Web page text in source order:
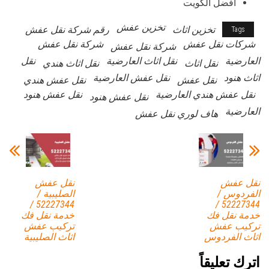
أفضل الكويت
Tags تخزين اثاث تخزين عفش
رقم شركة نقل عفش
شركات نقل عفش
شركة نقل عفش
شركة نقل عفش
العارضية
نقل اثاث نقل اثاث العارضية نقل اثاث هندي
نقل
اثاث هنود
نقل عفش نقل عفش العارضية
نقل عفش هندي
نقل عفش هندي العارضية
نقل عفش هنود
نقل عفش هنود
العارضية
هاف لوري نقل عفش
نقل عفش
الصليبية /
52227344 /
خدمة نقل فك
تركيب عفش
اثاث الصليبية
نقل عفش
الفردوس /
52227344 /
خدمة نقل فك
تركيب عفش
اثاث الفردوس
اترك تعليقاً